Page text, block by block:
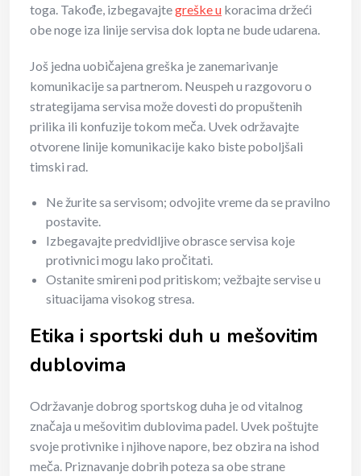
toga. Takođe, izbegavajtegreške u koracima držeći
obe noge iza linije servisa dok lopta ne bude udarena.
Još jedna uobičajena greška je zanemarivanje
komunikacije sa partnerom. Neuspeh u razgovoru o
strategijama servisa može dovesti do propuštenih
prilika ili konfuzije tokom meča. Uvek održavajte
otvorene linije komunikacije kako biste poboljšali
timski rad.
Ne žurite sa servisom; odvojite vreme da se pravilno
postavite.
Izbegavajte predvidljive obrasce servisa koje
protivnici mogu lako pročitati.
Ostanite smireni pod pritiskom; vežbajte servise u
situacijama visokog stresa.
Etika i sportski duh u mešovitim
dublovima
Održavanje dobrog sportskog duha je od vitalnog
značaja u mešovitim dublovima padel. Uvek poštujte
svoje protivnike i njihove napore, bez obzira na ishod
meča. Priznavanje dobrih poteza sa obe strane